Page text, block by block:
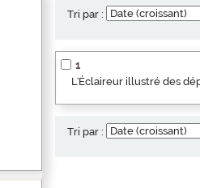
Tri par :
1
L'Éclaireur illustré des
Tri par :